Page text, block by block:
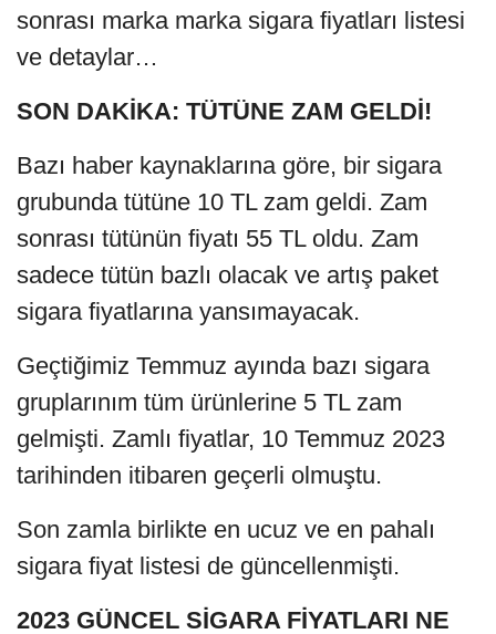
sonrası marka marka sigara fiyatları listesi
ve detaylar…
SON DAKİKA: TÜTÜNE ZAM GELDİ!
Bazı haber kaynaklarına göre, bir sigara
grubunda tütüne 10 TL zam geldi. Zam
sonrası tütünün fiyatı 55 TL oldu. Zam
sadece tütün bazlı olacak ve artış paket
sigara fiyatlarına yansımayacak.
Geçtiğimiz Temmuz ayında bazı sigara
gruplarınım tüm ürünlerine 5 TL zam
gelmişti. Zamlı fiyatlar, 10 Temmuz 2023
tarihinden itibaren geçerli olmuştu.
Son zamla birlikte en ucuz ve en pahalı
sigara fiyat listesi de güncellenmişti.
2023 GÜNCEL SİGARA FİYATLARI NE